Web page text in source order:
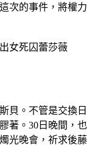
次的事件，將權力
女死囚蕾莎薇
貝。不管是交換日
著。30日晚間，也
光晚會，祈求後藤